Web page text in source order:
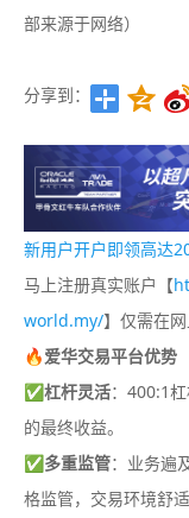
部来源于网络）
分享到：
新用户开户即领高达
马上注册真实账户【
world.my/】仅需在
🔥爱华交易平台优势
✅杠杆灵活：400:1
的最终收益。
✅多重监管：业务遍
格监管，交易环境舒适